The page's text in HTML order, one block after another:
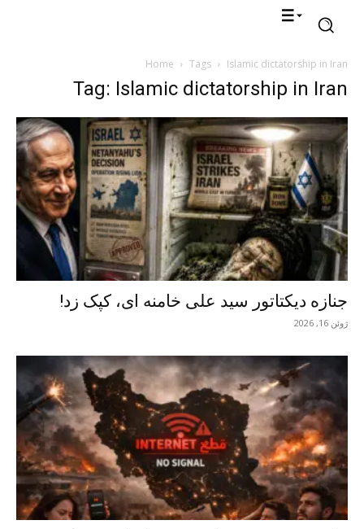
Home Tags Islamic dictatorship in Iran
Tag: Islamic dictatorship in Iran
جنازه دیکتاتور سید علی خامنه ای، کپک زد!
ژوئن 16, 2026